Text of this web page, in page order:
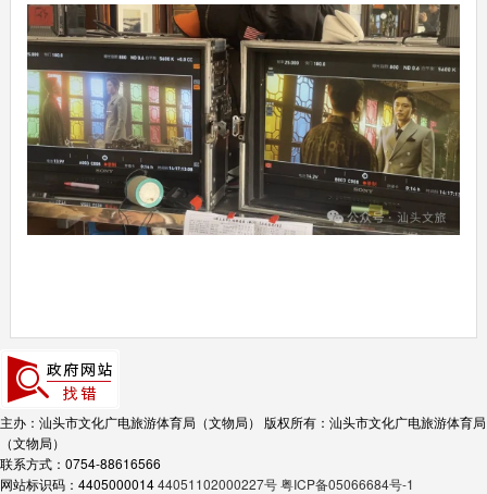
主办：汕头市文化广电旅游体育局（文物局）
版权所有：汕头市文化广电旅游体育局
（文物局）
联系方式：0754-88616566
网站标识码：440500001444051102000227号粤ICP备05066684号-1